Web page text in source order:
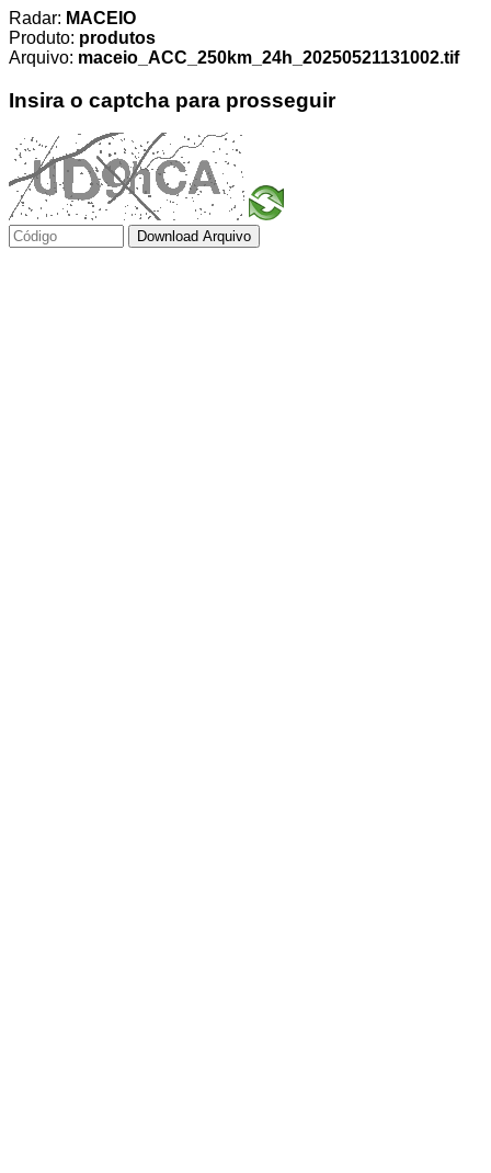
Radar: MACEIO
Produto: produtos
Arquivo: maceio_ACC_250km_24h_20250521131002.tif
Insira o captcha para prosseguir